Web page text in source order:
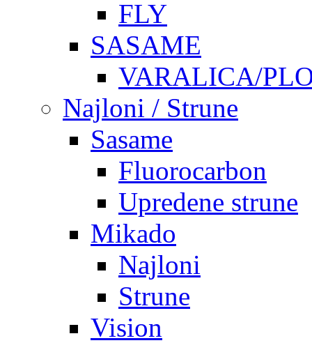
FLY
SASAME
VARALICA/
Najloni / Strune
Sasame
Fluorocarbon
Upredene strune
Mikado
Najloni
Strune
Vision